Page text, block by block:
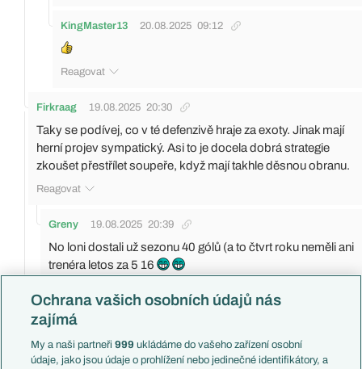
KingMaster13 20.08.2025 09:12
Reagovat
Firkraag 19.08.2025 20:30
Taky se podívej, co v té defenzivě hraje za exoty. Jinak mají
herní projev sympatický. Asi to je docela dobrá strategie
zkoušet přestřílet soupeře, když mají takhle děsnou obranu.
Reagovat
Greny 19.08.2025 20:39
No loni dostali už sezonu 40 gólů (a to čtvrt roku neměli ani
trenéra letos za 5 16
Suchý přišel Prebsl..
Možná můžeme ještě napsat že odešel Sakala.
Reagovat
Ochrana vašich osobních údajů nás
zajímá
My a naši partneři999 ukládáme do vašeho zařízení osobní
údaje, jako jsou údaje o prohlížení nebo jedinečné identifikátory, a